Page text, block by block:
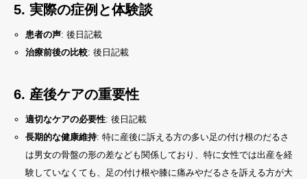
5. 実際の症例と体験談
患者の声: 後日記載
治療前後の比較: 後日記載
6. 産後ケアの重要性
適切なケアの必要性: 後日記載
長期的な健康維持: 特に産後に訴える方の多い足の付け根のだるさ
は男女の骨盤の形の差なども関係しており、特に女性では出産を経
験していなくても、足の付け根や膝に痛みやだるさを訴える方が大